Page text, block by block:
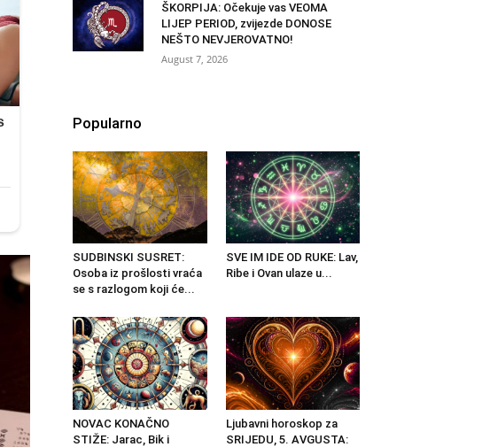
ŠKORPIJA: Očekuje vas VEOMA
LIJEP PERIOD, zvijezde DONOSE
NEŠTO NEVJEROVATNO!
August 7, 2026
Popularno
SUDBINSKI SUSRET:
Osoba iz prošlosti vraća
se s razlogom koji će...
SVE IM IDE OD RUKE: Lav,
Ribe i Ovan ulaze u...
NOVAC KONAČNO
STIŽE: Jarac, Bik i
Ljubavni horoskop za
SRIJEDU, 5. AVGUSTA: